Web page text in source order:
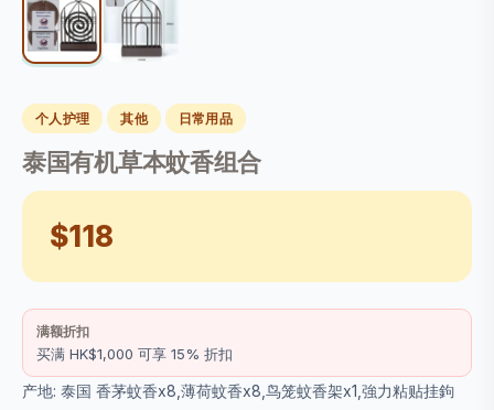
个人护理 其他 日常用品
泰国有机草本蚊香组合
$118
满额折扣
买满 HK$1,000 可享 15% 折扣
产地: 泰国 香茅蚊香x8,薄荷蚊香x8,鸟笼蚊香架x1,強力粘贴挂鉤